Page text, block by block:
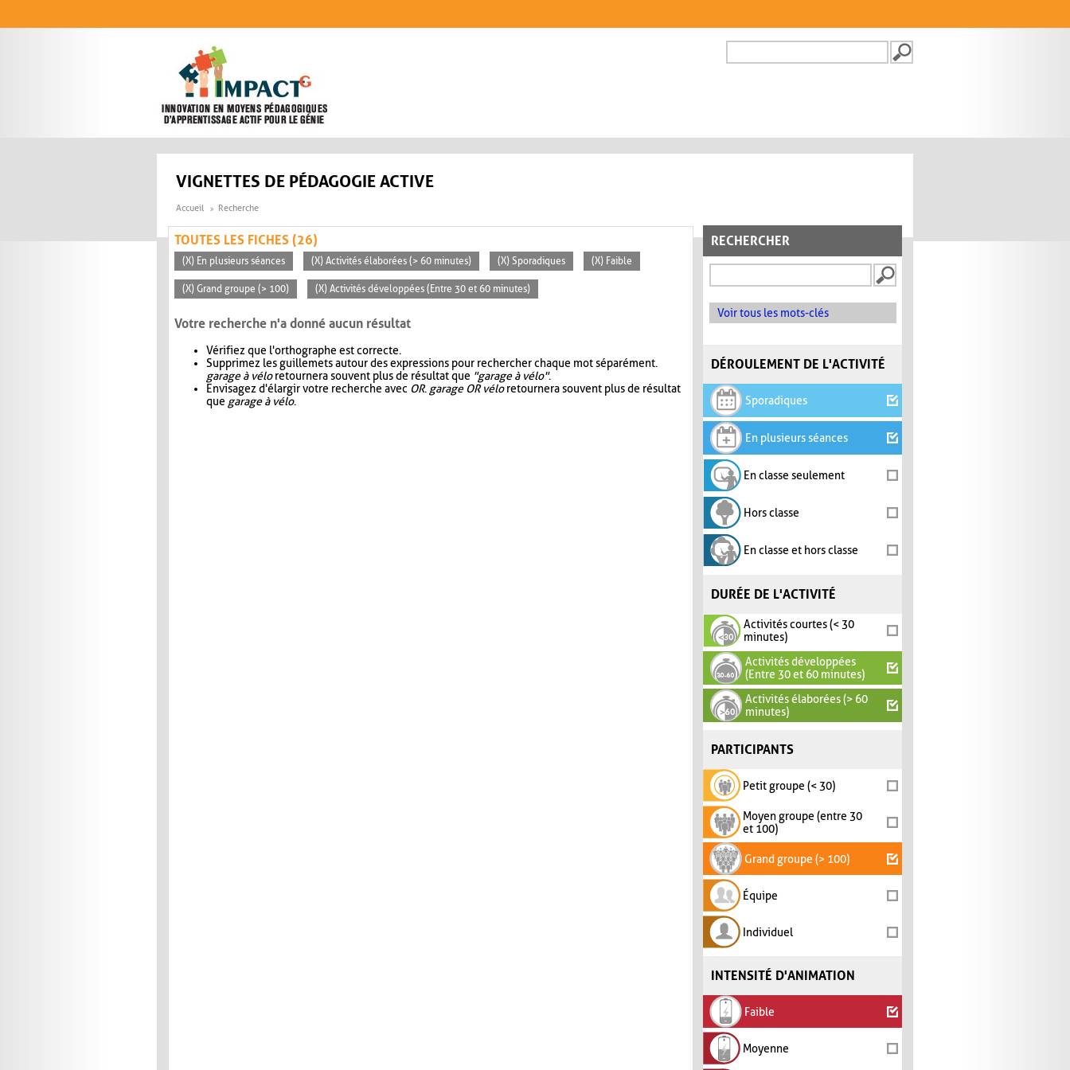
FORMULAIRE DE
VIGNETTES DE PÉDAGOGIE ACTIVE
Accueil Recherche
RECHERCHER
Voir tous les mots-clés
DÉROULEMENT DE L'ACTIVITÉ
Sporadiques
En plusieurs séances
En classe seulement
Hors classe
En classe et hors classe
DURÉE DE L'ACTIVITÉ
Activités courtes (< 30
minutes)
Activités développées
(Entre 30 et 60 minutes)
Activités élaborées (> 60
minutes)
PARTICIPANTS
Petit groupe (< 30)
Moyen groupe (entre 30
et 100)
Grand groupe (> 100)
Équipe
Individuel
INTENSITÉ D'ANIMATION
Faible
Moyenne
TOUTES LES FICHES (26)
(X) En plusieurs séances (X) Activités élaborées (> 60 minutes) (X) Sporadiques (X) Faible
(X) Grand groupe (> 100) (X) Activités développées (Entre 30 et 60 minutes)
Votre recherche n'a donné aucun résultat
Vérifiez que l'orthographe est correcte.
Supprimez les guillemets autour des expressions pour rechercher chaque mot séparément.
garage à véloretournera souvent plus de résultat que "garage à vélo".
Envisagez d'élargir votre recherche avec OR. garage OR véloretournera souvent plus de résultat
que garage à vélo.